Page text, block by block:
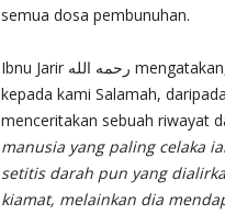
semua dosa pembunuhan.
Ibnu Jarir رحمه الله mengatakan, telah menceritakan kepada kami Ibnu Humaid, telah menceritakan
kepada kami Salamah,
menceritakan sebuah riwayat
manusia yang paling celaka
setitis darah pun yang
kiamat, melainkan dia